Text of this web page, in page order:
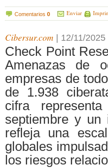
Comentarios 0 Enviar
Cibersur.com 12/11/2025
Check Point
Amenazas de
empresas de
de 1.938
cifra
septiembre y un
refleja una
globales
los riesgos